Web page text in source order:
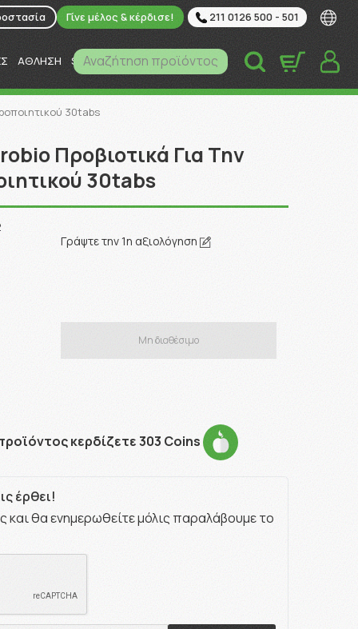
Γίνε μέλος & κέρδισε! 211 0126 500 - 501
ΑΘΛΗΣΗ SUPER MARKET ΚΑΤΟΙΚΙΔΙΑ
Αναζήτηση προϊόντος
30tabs
Προβιοτικά Για Την
30tabs
Γράψτε την 1η αξιολόγηση
Μη διαθέσιμο
κερδίζετε 303 Coins
έρθει!
θα ενημερωθείτε μόλις παραλάβουμε το